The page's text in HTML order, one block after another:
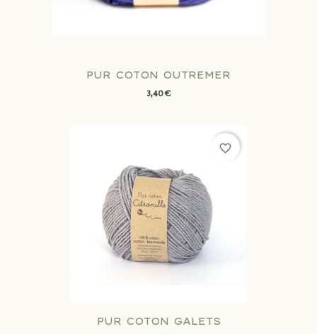
PUR COTON OUTREMER
3,40 €
PUR COTON GALETS
favorite_border